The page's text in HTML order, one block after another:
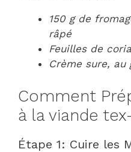
150 g de
râpé
Feuilles de
Crème sure, au
Comment
à la viande
Étape 1: Cuire les